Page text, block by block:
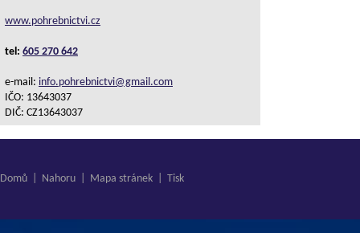
www.pohrebnictvi.cz
tel: 605 270 642
e-mail: info.pohrebnictvi@gmail.com
IČO: 13643037
DIČ: CZ13643037
Domů Nahoru Mapa stránek Tisk